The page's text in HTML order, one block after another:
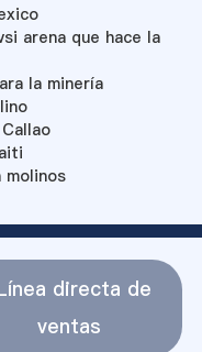
arena que hace la
la minería
molinos
directa de
ventas